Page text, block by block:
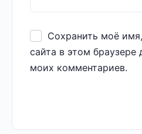
Сохранить моё
сайта в этом
моих комментариев.